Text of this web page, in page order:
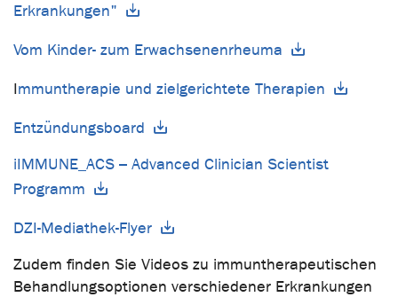
Erkrankungen"
Vom Kinder- zum Erwachsenenrheuma
Immuntherapie und zielgerichtete Therapien
Entzündungsboard
iIMMUNE_ACS – Advanced Clinician Scientist
Programm
DZI-Mediathek-Flyer
Zudem finden Sie Videos zu immuntherapeutischen
Behandlungsoptionen verschiedener Erkrankungen